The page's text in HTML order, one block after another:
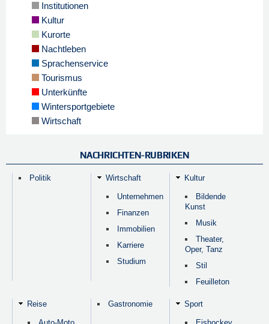
Institutionen
Kultur
Kurorte
Nachtleben
Sprachenservice
Tourismus
Unterkünfte
Wintersportgebiete
Wirtschaft
NACHRICHTEN-RUBRIKEN
Politik Wirtschaft
Unternehmen
Finanzen
Immobilien
Karriere
Studium
Kultur
Bildende
Kunst
Musik
Theater,
Oper, Tanz
Stil
Feuilleton
Reise Gastronomie Sport